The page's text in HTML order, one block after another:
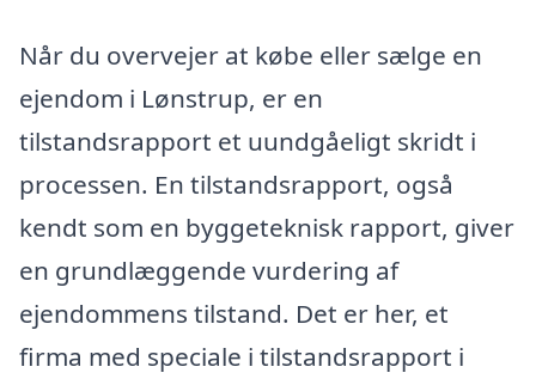
Når du overvejer at købe eller sælge en
ejendom i Lønstrup, er en
tilstandsrapport et uundgåeligt skridt i
processen. En tilstandsrapport, også
kendt som en byggeteknisk rapport, giver
en grundlæggende vurdering af
ejendommens tilstand. Det er her, et
firma med speciale i tilstandsrapport i